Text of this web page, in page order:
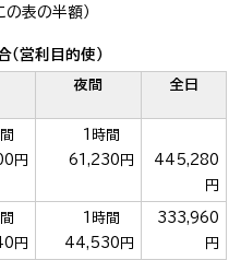
の表の半額）
（営利目的使）
夜間 全日
間
円
1時間
61,230円
445,280
円
間
円
1時間
44,530円
333,960
円